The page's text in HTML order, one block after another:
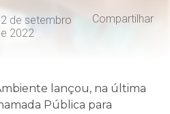
de setembro
2022
Compartilhar
lançou, na última
Pública para